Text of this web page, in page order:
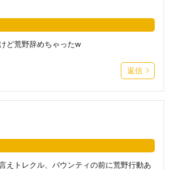
ど荒野辞めちゃったw
返信
えトレクル、バウンティの前に荒野行動あ